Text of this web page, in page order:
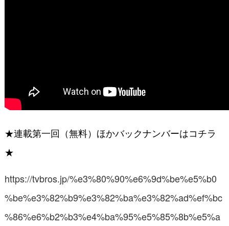
★連載第一回（無料）ほかバックナンバーはコチラ
★
https://tvbros.jp/%e3%80%90%e6%9d%be%e5%b0
%be%e3%82%b9%e3%82%ba%e3%82%ad%ef%bc
%86%e6%b2%b3%e4%ba%95%e5%85%8b%e5%a